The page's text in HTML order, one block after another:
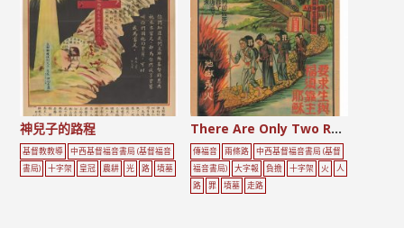
神兒子的路程
基督教教導
中西基督福音書局 (基督福音
書局)
十字架 皇冠 農耕 光 路 墳墓
There Are Only Two Roads
傳福音 兩條路
中西基督福音書局 (基督
福音書局)
大字報 負擔 十字架 火
人
路
罪 墳墓 走路